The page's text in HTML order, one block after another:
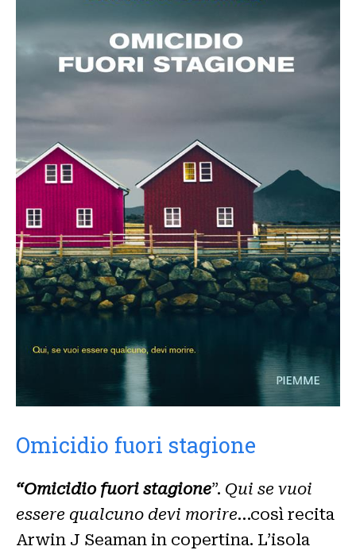
Omicidio fuori stagione
“Omicidio fuori stagione”. Qui se vuoi
essere qualcuno devi morire...così recita
Arwin J Seaman in copertina. L’isola